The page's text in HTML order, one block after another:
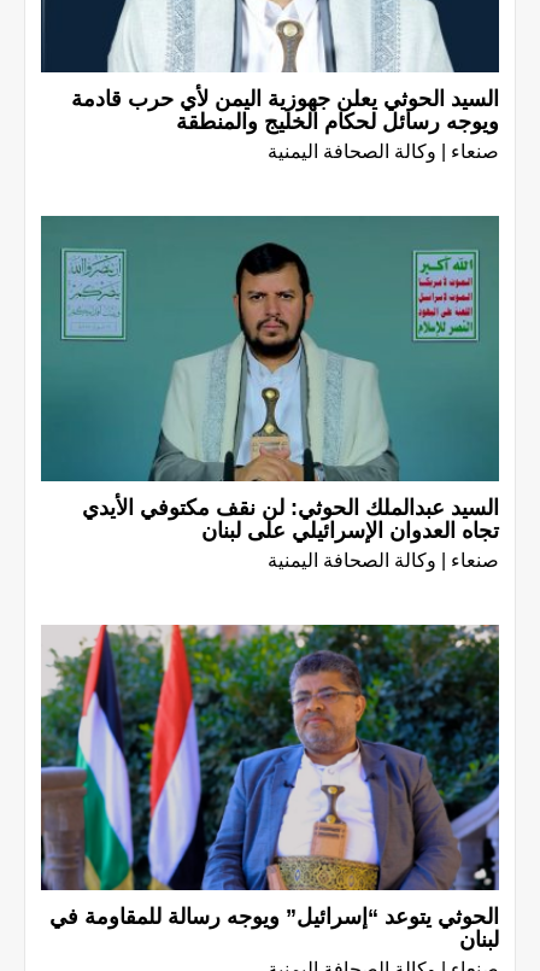
السيد الحوثي يعلن جهوزية اليمن لأي حرب قادمة
ويوجه رسائل لحكام الخليج والمنطقة
صنعاء | وكالة الصحافة اليمنية
السيد عبدالملك الحوثي: لن نقف مكتوفي الأيدي
تجاه العدوان الإسرائيلي على لبنان
صنعاء | وكالة الصحافة اليمنية
الحوثي يتوعد “إسرائيل” ويوجه رسالة للمقاومة في
لبنان